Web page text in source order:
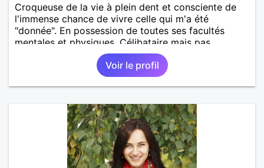
Croqueuse de la vie à plein dent et consciente de
l'immense chance de vivre celle qui m'a été
"donnée". En possession de toutes ses facultés
mentales et physiques. Célibataire mais pas
solitaire, je mène une vie bien remplie. Je ne suis
pas sur ce site par dépit, ni en tant que
représentatrice de la Femme Divorcée Mal dans sa
peau. A bientôt.
Voir le profil